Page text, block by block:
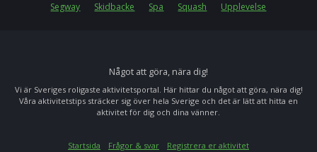
Segway Skidbacke Spa Squash Upplevelse
Något att göra, nära dig!
Vi är Sveriges roligaste aktivitetsportal. Här hittar du något att göra, nära dig!
Våra aktivitetstips sträcker sig över hela Sverige och det är lätt att hitta en
aktivitet för dig och dina vänner.
Startsida Frågor & svar
Registrera er aktivitet